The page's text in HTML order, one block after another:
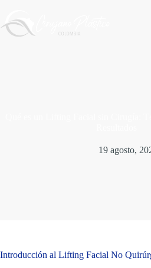
contenido
19 agosto,
Introducción al Lifting Facial No